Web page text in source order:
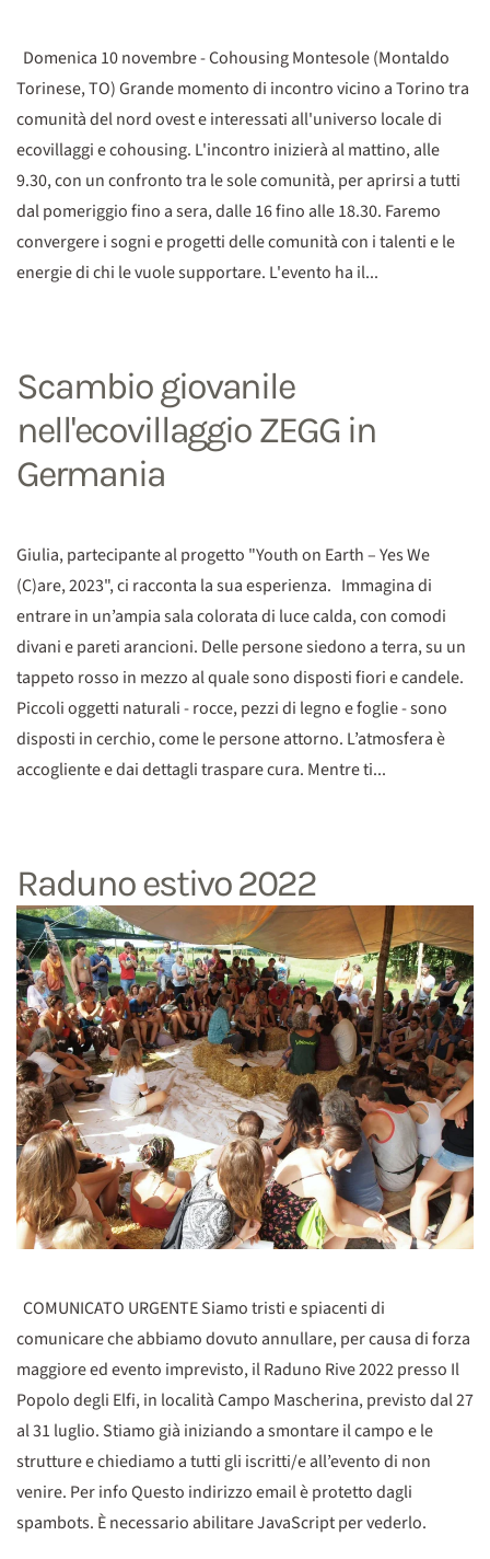
Domenica 10 novembre - Cohousing Montesole (Montaldo
Torinese, TO) Grande momento di incontro vicino a Torino tra
comunità del nord ovest e interessati all'universo locale di
ecovillaggi e cohousing. L'incontro inizierà al mattino, alle
9.30, con un confronto tra le sole comunità, per aprirsi a tutti
dal pomeriggio fino a sera, dalle 16 fino alle 18.30. Faremo
convergere i sogni e progetti delle comunità con i talenti e le
energie di chi le vuole supportare. L'evento ha il...
Scambio giovanile
nell'ecovillaggio ZEGG in
Germania
Giulia, partecipante al progetto "Youth on Earth – Yes We
(C)are, 2023", ci racconta la sua esperienza. Immagina di
entrare in un’ampia sala colorata di luce calda, con comodi
divani e pareti arancioni. Delle persone siedono a terra, su un
tappeto rosso in mezzo al quale sono disposti fiori e candele.
Piccoli oggetti naturali - rocce, pezzi di legno e foglie - sono
disposti in cerchio, come le persone attorno. L’atmosfera è
accogliente e dai dettagli traspare cura. Mentre ti...
Raduno estivo 2022
COMUNICATO URGENTE Siamo tristi e spiacenti di
comunicare che abbiamo dovuto annullare, per causa di forza
maggiore ed evento imprevisto, il Raduno Rive 2022 presso Il
Popolo degli Elfi, in località Campo Mascherina, previsto dal 27
al 31 luglio. Stiamo già iniziando a smontare il campo e le
strutture e chiediamo a tutti gli iscritti/e all’evento di non
venire. Per info Questo indirizzo email è protetto dagli
spambots. È necessario abilitare JavaScript per vederlo.